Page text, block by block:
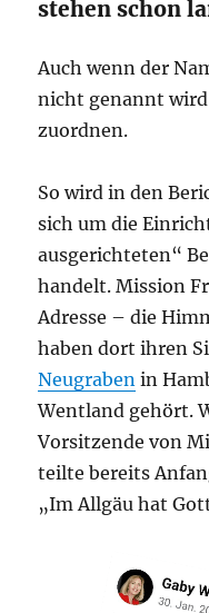
stehen schon
Auch wenn der
nicht genannt
zuordnen.
So wird in den
sich um die
ausgerichteten“
handelt. Mission
Adresse – die
haben dort ihren
Neugraben in
Wentland gehört.
Vorsitzende von
teilte bereits
„Im Allgäu hat